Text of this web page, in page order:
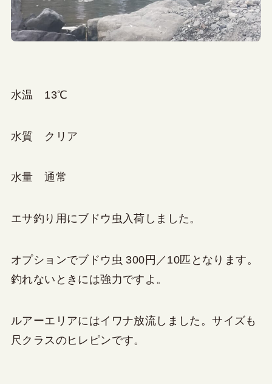
水温 13℃
水質 クリア
水量 通常
エサ釣り用にブドウ虫入荷しました。
オプションでブドウ虫 300円／10匹となります。
釣れないときには強力ですよ。
ルアーエリアにはイワナ放流しました。サイズも
尺クラスのヒレピンです。